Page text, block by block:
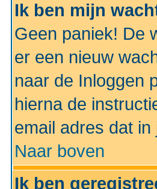
Ik ben mijn
Geen paniek! De
er een nieuw
naar de Inloggen
hierna de
email adres dat in
Naar boven
Ik ben